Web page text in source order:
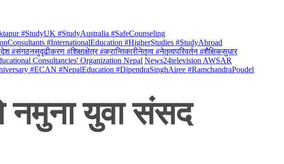
#StudyUK #StudyAustralia #SafeCounseling
#InternationalEducation #HigherStudies #StudyAbroad
#संगठनसुदृढीकरण #शिक्षाक्षेत्र #क्रान्तिकारीनेतृत्व #नेतृत्वपरिवर्तन #शैक्षिकसुधार
Consultancies' Organization Nepal News24television AWSAR
#ECAN #NepalEducation #DipendraSinghAiree #RamchandraPoudel
नमुना युवा संसद